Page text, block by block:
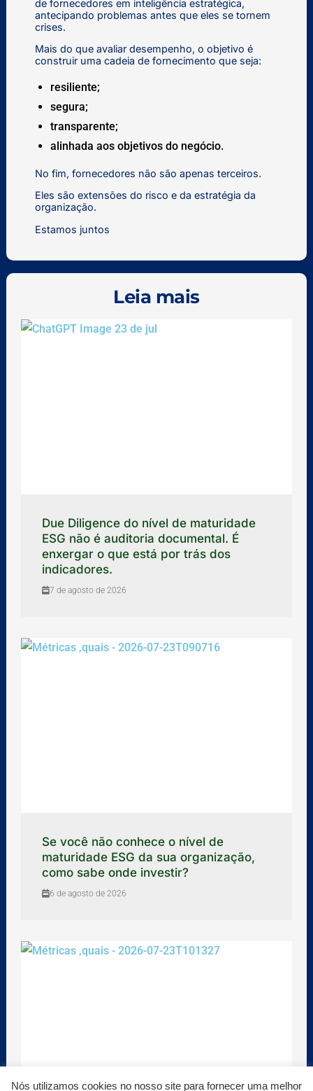
de fornecedores em inteligência estratégica,
antecipando problemas antes que eles se tornem
crises.
Mais do que avaliar desempenho, o objetivo é
construir uma cadeia de fornecimento que seja:
resiliente;
segura;
transparente;
alinhada aos objetivos do negócio.
No fim, fornecedores não são apenas terceiros.
Eles são extensões do risco e da estratégia da
organização.
Estamos juntos
Leia mais
Due Diligence do nível de maturidade
ESG não é auditoria documental. É
enxergar o que está por trás dos
indicadores.
7 de agosto de 2026
Se você não conhece o nível de
maturidade ESG da sua organização,
como sabe onde investir?
6 de agosto de 2026
Nós utilizamos cookies no nosso site para fornecer uma melhor